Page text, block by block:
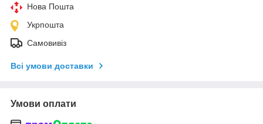
Нова Пошта
Укрпошта
Самовивіз
Всі умови доставки
Умови оплати